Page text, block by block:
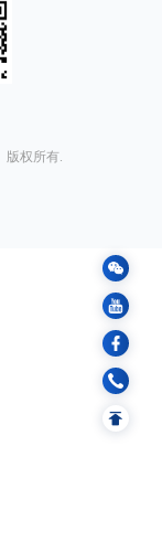
版权所有.